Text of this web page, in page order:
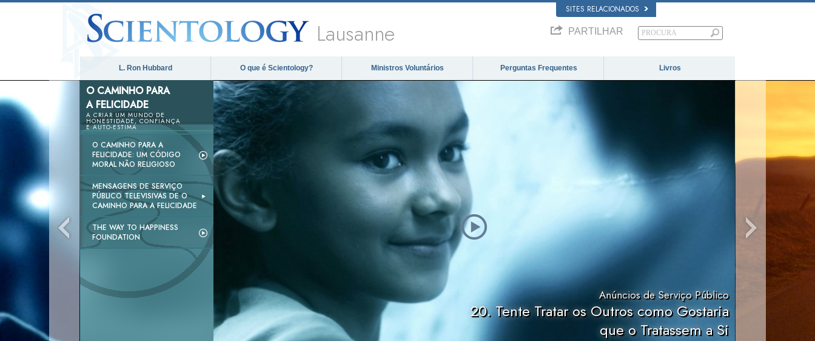
SITES RELACIONADOS
Lausanne PARTILHAR
L. Ron Hubbard O que é Scientology? Ministros Voluntários Perguntas Frequentes Livros
O CAMINHO PARA
A FELICIDADE
A CRIAR UM MUNDO DE
HONESTIDADE, CONFIANÇA
E AUTO-ESTIMA
O CAMINHO PARA A
FELICIDADE: UM CÓDIGO
MORAL NÃO RELIGIOSO
MENSAGENS DE SERVIÇO
PÚBLICO TELEVISIVAS DE O
CAMINHO PARA A FELICIDADE
THE WAY TO HAPPINESS
FOUNDATION
Anúncios de Serviço Público
20. Tente Tratar os Outros como Gostaria
que o Tratassem a Si